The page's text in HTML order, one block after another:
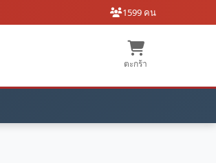
1599 คน
ตะกร้า